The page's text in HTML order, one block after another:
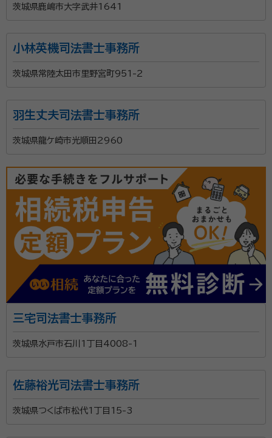
茨城県鹿嶋市大字武井1641
小林英機司法書士事務所
茨城県常陸太田市里野宮町951-2
羽生丈夫司法書士事務所
茨城県龍ケ崎市光順田2960
三宅司法書士事務所
茨城県水戸市石川1丁目4008-1
佐藤裕光司法書士事務所
茨城県つくば市松代1丁目15-3